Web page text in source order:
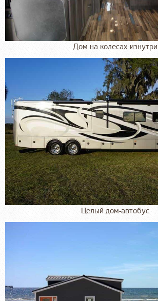
Дом на колесах изнутри
Целый дом-автобус